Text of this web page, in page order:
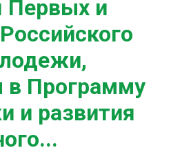
и
Программу
и развития